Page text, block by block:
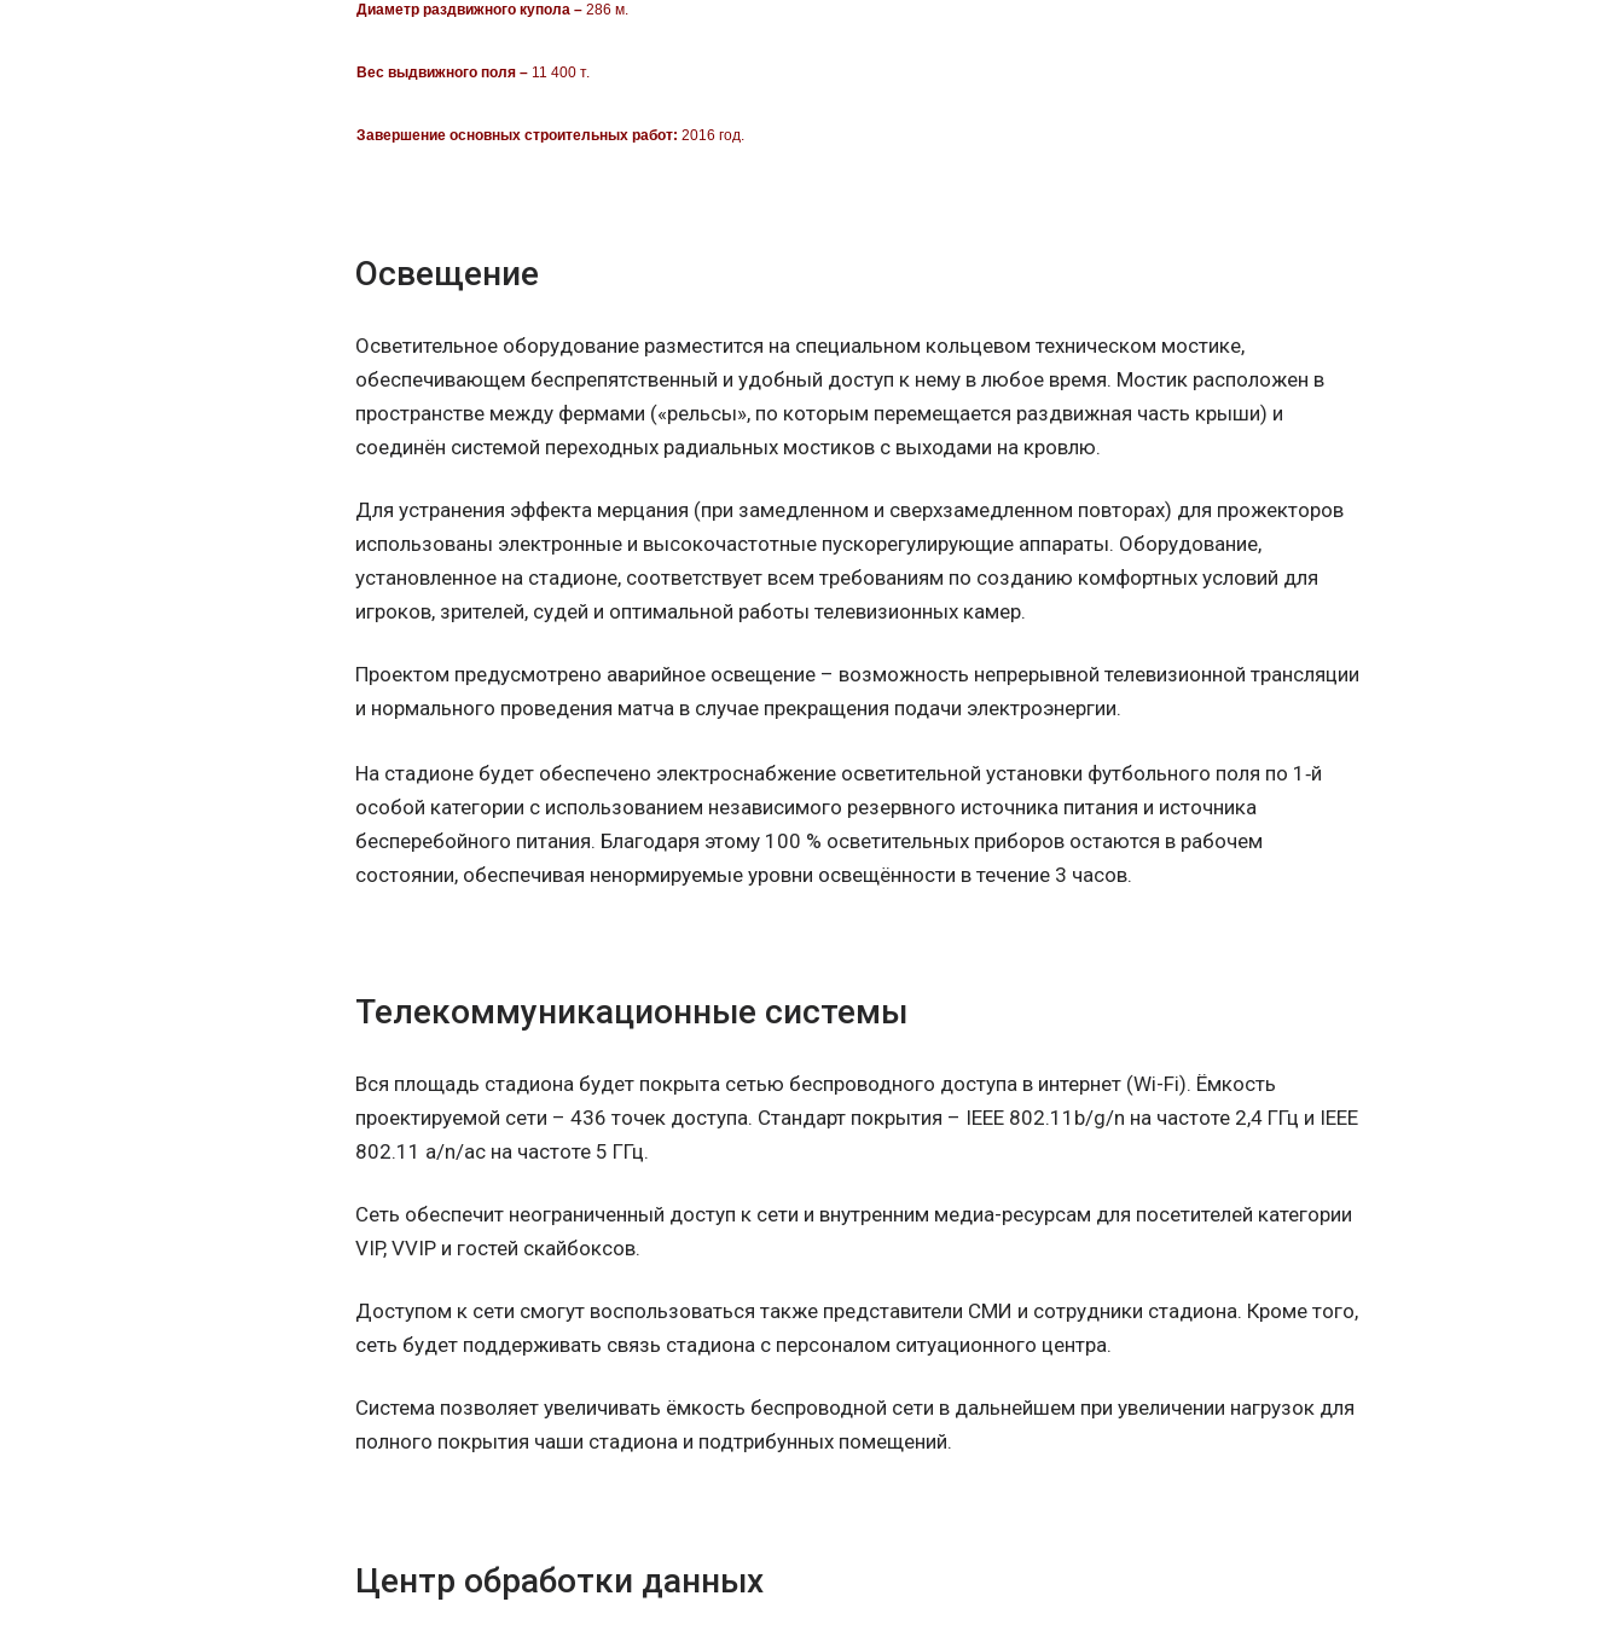
Диаметр раздвижного купола – 286 м.
Вес выдвижного поля – 11 400 т.
Завершение основных строительных работ: 2016 год.
Освещение
Осветительное оборудование разместится на специальном кольцевом техническом мостике,
обеспечивающем беспрепятственный и удобный доступ к нему в любое время. Мостик расположен в
пространстве между фермами («рельсы», по которым перемещается раздвижная часть крыши) и
соединён системой переходных радиальных мостиков с выходами на кровлю.
Для устранения эффекта мерцания (при замедленном и сверхзамедленном повторах) для прожекторов
использованы электронные и высокочастотные пускорегулирующие аппараты. Оборудование,
установленное на стадионе, соответствует всем требованиям по созданию комфортных условий для
игроков, зрителей, судей и оптимальной работы телевизионных камер.
Проектом предусмотрено аварийное освещение – возможность непрерывной телевизионной трансляции
и нормального проведения матча в случае прекращения подачи электроэнергии.
На стадионе будет обеспечено электроснабжение осветительной установки футбольного поля по 1‑й
особой категории с использованием независимого резервного источника питания и источника
бесперебойного питания. Благодаря этому 100 % осветительных приборов остаются в рабочем
состоянии, обеспечивая ненормируемые уровни освещённости в течение 3 часов.
Телекоммуникационные системы
Вся площадь стадиона будет покрыта сетью беспроводного доступа в интернет (Wi-Fi). Ёмкость
проектируемой сети – 436 точек доступа. Стандарт покрытия – IEEE 802.11b/g/n на частоте 2,4 ГГц и IEEE
802.11 a/n/ac на частоте 5 ГГц.
Сеть обеспечит неограниченный доступ к сети и внутренним медиа-ресурсам для посетителей категории
VIP, VVIP и гостей скайбоксов.
Доступом к сети смогут воспользоваться также представители СМИ и сотрудники стадиона. Кроме того,
сеть будет поддерживать связь стадиона с персоналом ситуационного центра.
Система позволяет увеличивать ёмкость беспроводной сети в дальнейшем при увеличении нагрузок для
полного покрытия чаши стадиона и подтрибунных помещений.
Центр обработки данных